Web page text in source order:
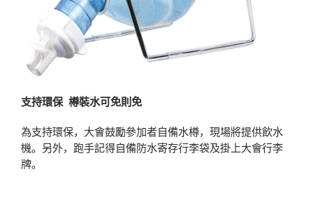
支持環保 樽裝水可免則免
為支持環保，大會鼓勵參加者自備水樽，現場將提供飲水
機。另外，跑手記得自備防水寄存行李袋及掛上大會行李
牌。